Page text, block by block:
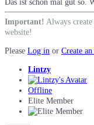
Das ist schon mal gut so.
Important! Always
website!
Please Log in or Create
Lintzy
Offline
Elite Member